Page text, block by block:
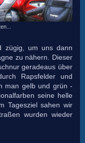
zügig, um uns dann
zu nähern. Dieser
geradeaus über
Rapsfelder und
man gelb und grün -
seine helle
Tagesziel sahen wir
wurden wieder